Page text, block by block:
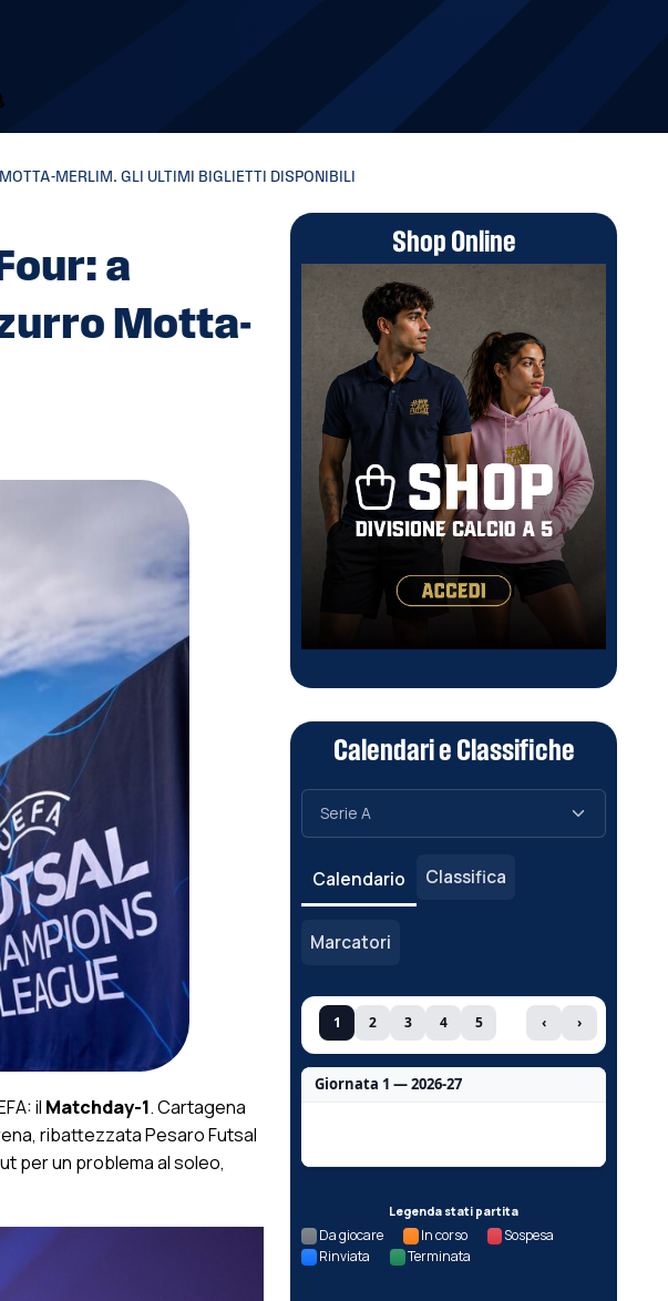
MERLIM. GLI ULTIMI BIGLIETTI DISPONIBILI
a
Motta-
il Matchday-1. Cartagena
ribattezzata Pesaro Futsal
per un problema al soleo,
Shop Online
Calendari e Classifiche
Calendario Classifica
Marcatori
1 2 3 4 5 ‹ ›
Giornata 1 — 2026-27
Legenda stati partita
Da giocare In corso
Sospesa
Rinviata
Terminata